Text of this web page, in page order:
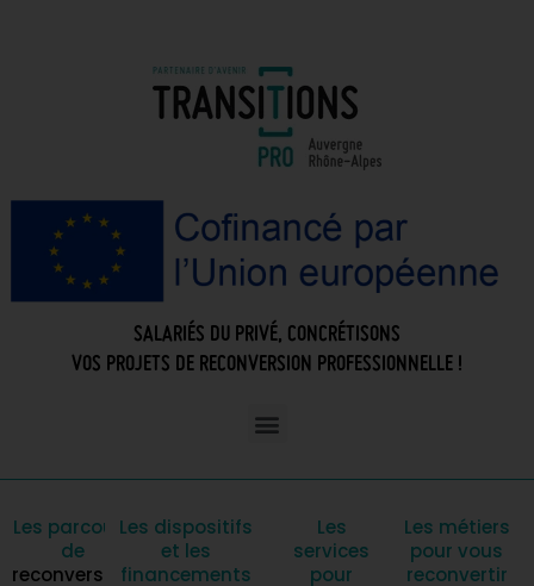
SALARIÉS DU PRIVÉ, CONCRÉTISONS
VOS PROJETS DE RECONVERSION PROFESSIONNELLE !
Les parcours
de
reconversion
Les dispositifs
et les
financements
Les
services
pour
Les métiers
pour vous
reconvertir